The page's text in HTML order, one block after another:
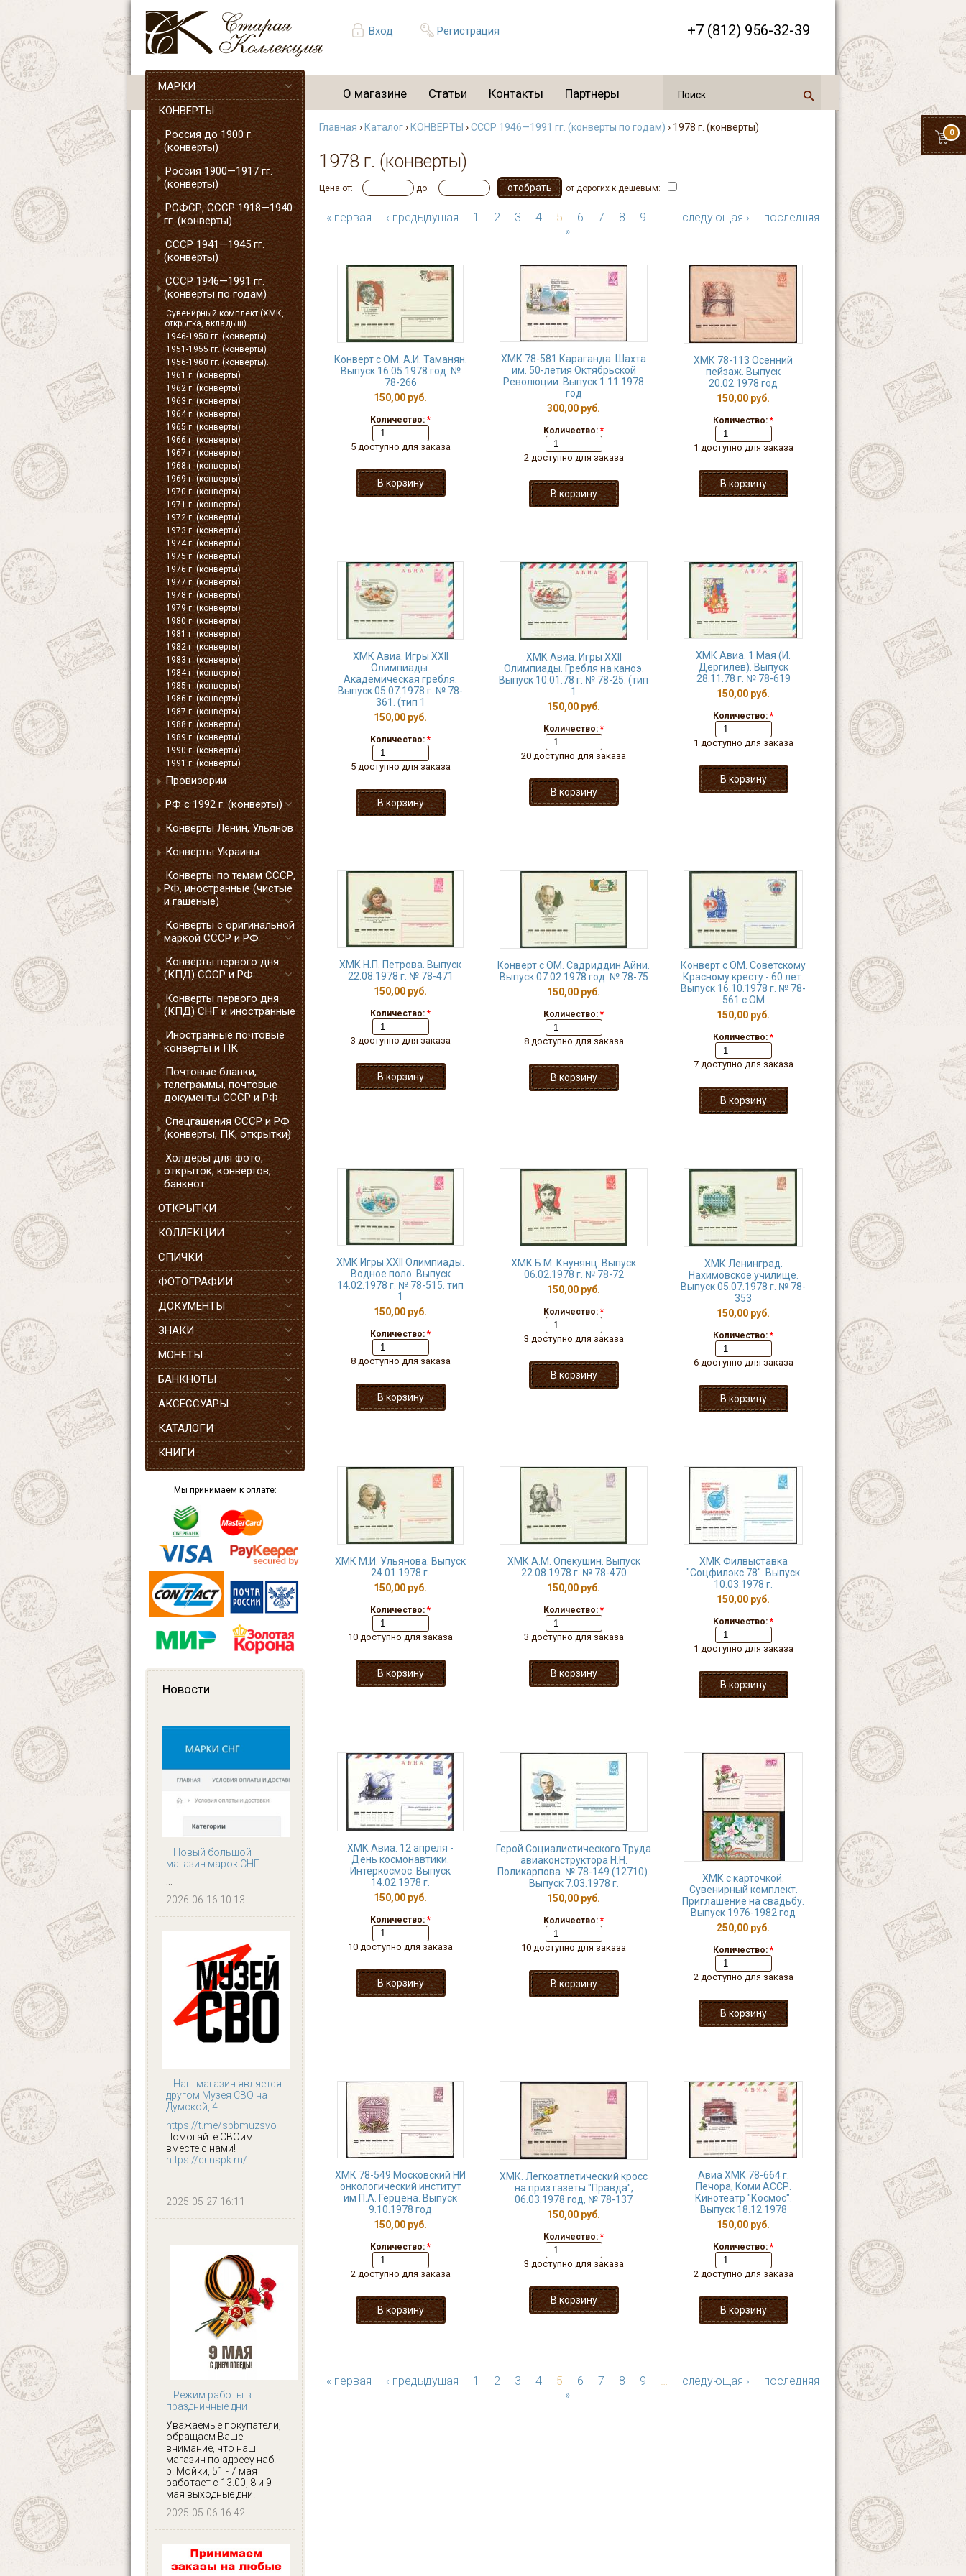
Вход Регистрация +7 (812) 956-32-39
0
О магазине Статьи Контакты Партнеры
МАРКИ
КОНВЕРТЫ
Россия до 1900 г.
(конверты)
Россия 1900—1917 гг.
(конверты)
РСФСР, СССР 1918—1940
гг. (конверты)
СССР 1941—1945 гг.
(конверты)
СССР 1946—1991 гг.
(конверты по годам)
Сувенирный комплект (ХМК,
открытка, вкладыш)
1946-1950 гг. (конверты)
1951-1955 гг. (конверты)
1956-1960 гг. (конверты).
1961 г. (конверты)
1962 г. (конверты)
1963 г. (конверты)
1964 г. (конверты)
1965 г. (конверты)
1966 г. (конверты)
1967 г. (конверты)
1968 г. (конверты)
1969 г. (конверты)
1970 г. (конверты)
1971 г. (конверты)
1972 г. (конверты)
1973 г. (конверты)
1974 г. (конверты)
1975 г. (конверты)
1976 г. (конверты)
1977 г. (конверты)
1978 г. (конверты)
1979 г. (конверты)
1980 г. (конверты)
1981 г. (конверты)
1982 г. (конверты)
1983 г. (конверты)
1984 г. (конверты)
1985 г. (конверты)
1986 г. (конверты)
1987 г. (конверты)
1988 г. (конверты)
1989 г. (конверты)
1990 г. (конверты)
1991 г. (конверты)
Провизории
РФ с 1992 г. (конверты)
Конверты Ленин, Ульянов
Конверты Украины
Конверты по темам СССР,
РФ, иностранные (чистые
и гашеные)
Конверты с оригинальной
маркой СССР и РФ
Конверты первого дня
(КПД) СССР и РФ
Конверты первого дня
(КПД) СНГ и иностранные
Иностранные почтовые
конверты и ПК
Почтовые бланки,
телеграммы, почтовые
документы СССР и РФ
Спецгашения СССР и РФ
(конверты, ПК, открытки)
Холдеры для фото,
открыток, конвертов,
банкнот.
ОТКРЫТКИ
КОЛЛЕКЦИИ
СПИЧКИ
ФОТОГРАФИИ
ДОКУМЕНТЫ
ЗНАКИ
МОНЕТЫ
БАНКНОТЫ
АКСЕССУАРЫ
КАТАЛОГИ
КНИГИ
Мы принимаем к оплате:
Новости
Новый большой
магазин марок СНГ
...
2026-06-16 10:13
Наш магазин является
другом Музея СВО на
Думской, 4
https://t.me/spbmuzsvo
Помогайте СВОим
вместе с нами!
https://qr.nspk.ru/...
2025-05-27 16:11
Режим работы в
праздничные дни
Уважаемые покупатели,
обращаем Ваше
внимание, что наш
магазин по адресу наб.
р. Мойки, 51 - 7 мая
работает с 13.00, 8 и 9
мая выходные дни.
2025-05-06 16:42
Главная › Каталог› КОНВЕРТЫ ›СССР 1946—1991 гг. (конверты по годам) › 1978 г. (конверты)
1978 г. (конверты)
Цена от: до: от дорогих к дешевым:
« первая ‹ предыдущая 1 2 3 4 5 6 7 8 9 … следующая ›
последняя
»
Конверт с ОМ. А.И. Таманян.
Выпуск 16.05.1978 год. №
78-266
150,00 руб.
Количество: *
5 доступно для заказа
ХМК 78-581 Караганда. Шахта
им. 50-летия Октябрьской
Революции. Выпуск 1.11.1978
год
300,00 руб.
Количество: *
2 доступно для заказа
ХМК 78-113 Осенний
пейзаж. Выпуск
20.02.1978 год
150,00 руб.
Количество: *
1 доступно для заказа
ХМК Авиа. Игры XXII
Олимпиады.
Академическая гребля.
Выпуск 05.07.1978 г. № 78-
361. (тип 1
150,00 руб.
Количество: *
5 доступно для заказа
ХМК Авиа. Игры XXII
Олимпиады. Гребля на каноэ.
Выпуск 10.01.78 г. № 78-25. (тип
1
150,00 руб.
Количество: *
20 доступно для заказа
ХМК Авиа. 1 Мая (И.
Дергилёв). Выпуск
28.11.78 г. № 78-619
150,00 руб.
Количество: *
1 доступно для заказа
ХМК Н.П. Петрова. Выпуск
22.08.1978 г. № 78-471
150,00 руб.
Количество: *
3 доступно для заказа
Конверт с ОМ. Садриддин Айни.
Выпуск 07.02.1978 год. № 78-75
150,00 руб.
Количество: *
8 доступно для заказа
Конверт с ОМ. Советскому
Красному кресту - 60 лет.
Выпуск 16.10.1978 г. № 78-
561 с ОМ
150,00 руб.
Количество: *
7 доступно для заказа
ХМК Игры XXII Олимпиады.
Водное поло. Выпуск
14.02.1978 г. № 78-515. тип
1
150,00 руб.
Количество: *
8 доступно для заказа
ХМК Б.М. Кнунянц. Выпуск
06.02.1978 г. № 78-72
150,00 руб.
Количество: *
3 доступно для заказа
ХМК Ленинград.
Нахимовское училище.
Выпуск 05.07.1978 г. № 78-
353
150,00 руб.
Количество: *
6 доступно для заказа
ХМК М.И. Ульянова. Выпуск
24.01.1978 г.
150,00 руб.
Количество: *
10 доступно для заказа
ХМК А.М. Опекушин. Выпуск
22.08.1978 г. № 78-470
150,00 руб.
Количество: *
3 доступно для заказа
ХМК Филвыставка
"Соцфилэкс 78". Выпуск
10.03.1978 г.
150,00 руб.
Количество: *
1 доступно для заказа
ХМК Авиа. 12 апреля -
День космонавтики.
Интеркосмос. Выпуск
14.02.1978 г.
150,00 руб.
Количество: *
10 доступно для заказа
Герой Социалистического Труда
авиаконструктора Н.Н.
Поликарпова. № 78-149 (12710).
Выпуск 7.03.1978 г.
150,00 руб.
Количество: *
10 доступно для заказа
ХМК с карточкой.
Сувенирный комплект.
Приглашение на свадьбу.
Выпуск 1976-1982 год
250,00 руб.
Количество: *
2 доступно для заказа
ХМК 78-549 Московский НИ
онкологический институт
им П.А. Герцена. Выпуск
9.10.1978 год
150,00 руб.
Количество: *
2 доступно для заказа
ХМК. Легкоатлетический кросс
на приз газеты "Правда",
06.03.1978 год, № 78-137
150,00 руб.
Количество: *
3 доступно для заказа
Авиа ХМК 78-664 г.
Печора, Коми АССР.
Кинотеатр "Космос".
Выпуск 18.12.1978
150,00 руб.
Количество: *
2 доступно для заказа
« первая ‹ предыдущая 1 2 3 4 5 6 7 8 9 … следующая ›
последняя
»